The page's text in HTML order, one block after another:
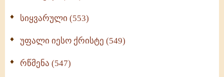
სიყვარული (553)
უფალი იესო ქრისტე (549)
რწმენა (547)